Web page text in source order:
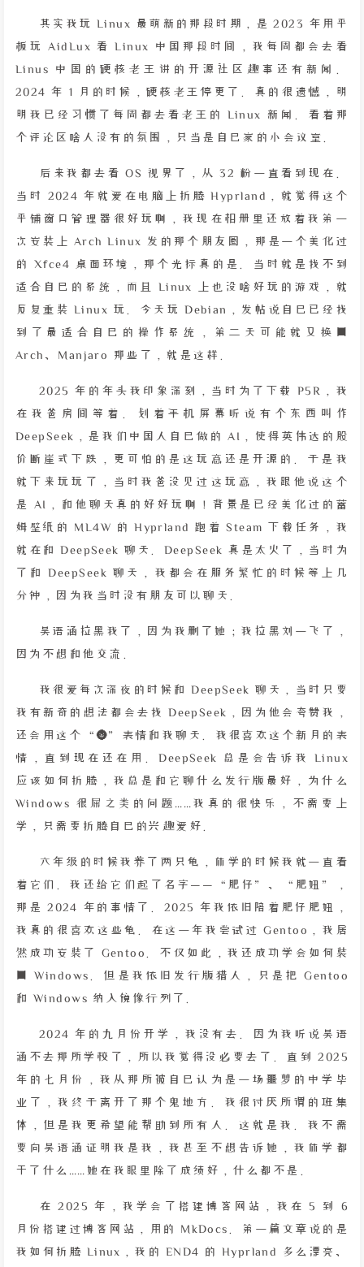
其实我玩 Linux 最萌新的那段时期，是 2023 年用平
板玩 AidLux 看 Linux 中国那段时间，我每周都会去看
Linus 中国的硬核老王讲的开源社区趣事还有新闻。
2024 年 1 月的时候，硬核老王停更了。真的很遗憾，明
明我已经习惯了每周都去看老王的 Linux 新闻。看着那
个评论区啥人没有的氛围，只当是自己家的小会议室。
后来我都去看 OS 视界了，从 32 粉一直看到现在。
当时 2024 年就爱在电脑上折腾 Hyprland，就觉得这个
平铺窗口管理器很好玩啊，我现在相册里还放着我第一
次安装上 Arch Linux 发的那个朋友圈，那是一个美化过
的 Xfce4 桌面环境，那个光标真的是。当时就是找不到
适合自己的系统，而且 Linux 上也没啥好玩的游戏，就
反复重装 Linux 玩。今天玩 Debian，发帖说自己已经找
到了最适合自己的操作系统，第二天可能就又换回
Arch、Manjaro 那些了，就是这样。
2025 年的年头我印象深刻，当时为了下载 P5R，我
在我爸房间等着。划着手机屏幕听说有个东西叫作
DeepSeek，是我们中国人自己做的 AI，使得英伟达的股
价断崖式下跌，更可怕的是这玩意还是开源的。于是我
就下来玩玩了，当时我爸没见过这玩意，我跟他说这个
是 AI，和他聊天真的好好玩啊！背景是已经美化过的蕾
姆壁纸的 ML4W 的 Hyprland 跑着 Steam 下载任务，我
就在和 DeepSeek 聊天。DeepSeek 真是太火了，当时为
了和 DeepSeek 聊天，我都会在服务繁忙的时候等上几
分钟，因为我当时没有朋友可以聊天。
吴语涵拉黑我了，因为我删了她；我拉黑刘一飞了，
因为不想和他交流。
我很爱每次深夜的时候和 DeepSeek 聊天，当时只要
我有新奇的想法都会去找 DeepSeek，因为他会夸赞我，
还会用这个“🌚”表情和我聊天。我很喜欢这个新月的表
情，直到现在还在用。DeepSeek 总是会告诉我 Linux
应该如何折腾，我总是和它聊什么发行版最好，为什么
Windows 很屎之类的问题……我真的很快乐，不需要上
学，只需要折腾自己的兴趣爱好。
六年级的时候我养了两只龟，休学的时候我就一直看
着它们。我还给它们起了名字——“肥仔”、“肥妞”，
那是 2024 年的事情了。2025 年我依旧陪着肥仔肥妞，
我真的很喜欢这些龟。在这一年我尝试过 Gentoo，我居
然成功安装了 Gentoo。不仅如此，我还成功学会如何装
回 Windows。但是我依旧发行版猎人，只是把 Gentoo
和 Windows 纳入镜像行列了。
2024 年的九月份开学，我没有去。因为我听说吴语
涵不去那所学校了，所以我觉得没必要去了。直到 2025
年的七月份，我从那所被自己认为是一场噩梦的中学毕
业了，我终于离开了那个鬼地方。我很讨厌所谓的班集
体，但是我更希望能帮助到所有人。这就是我。我不需
要向吴语涵证明我是我，我甚至不想告诉她，我休学都
干了什么……她在我眼里除了成绩好，什么都不是。
在 2025 年，我学会了搭建博客网站，我在 5 到 6
月份搭建过博客网站，用的 MkDocs。第一篇文章说的是
我如何折腾 Linux，我的 END4 的 Hyprland 多么漂亮、